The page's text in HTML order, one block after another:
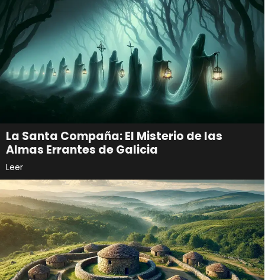
La Santa Compaña: El Misterio de las
Almas Errantes de Galicia
Leer